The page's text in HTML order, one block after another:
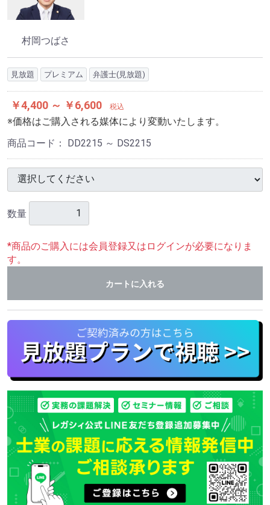
村岡つばさ
見放題 プレミアム 弁護士(見放題)
￥4,400 ～ ￥6,600 税込
※価格はご購入される媒体により変動いたします。
商品コード： DD2215 ～ DS2215
数量
*商品のご購入には会員登録又はログインが必要になりま
す。
カートに入れる